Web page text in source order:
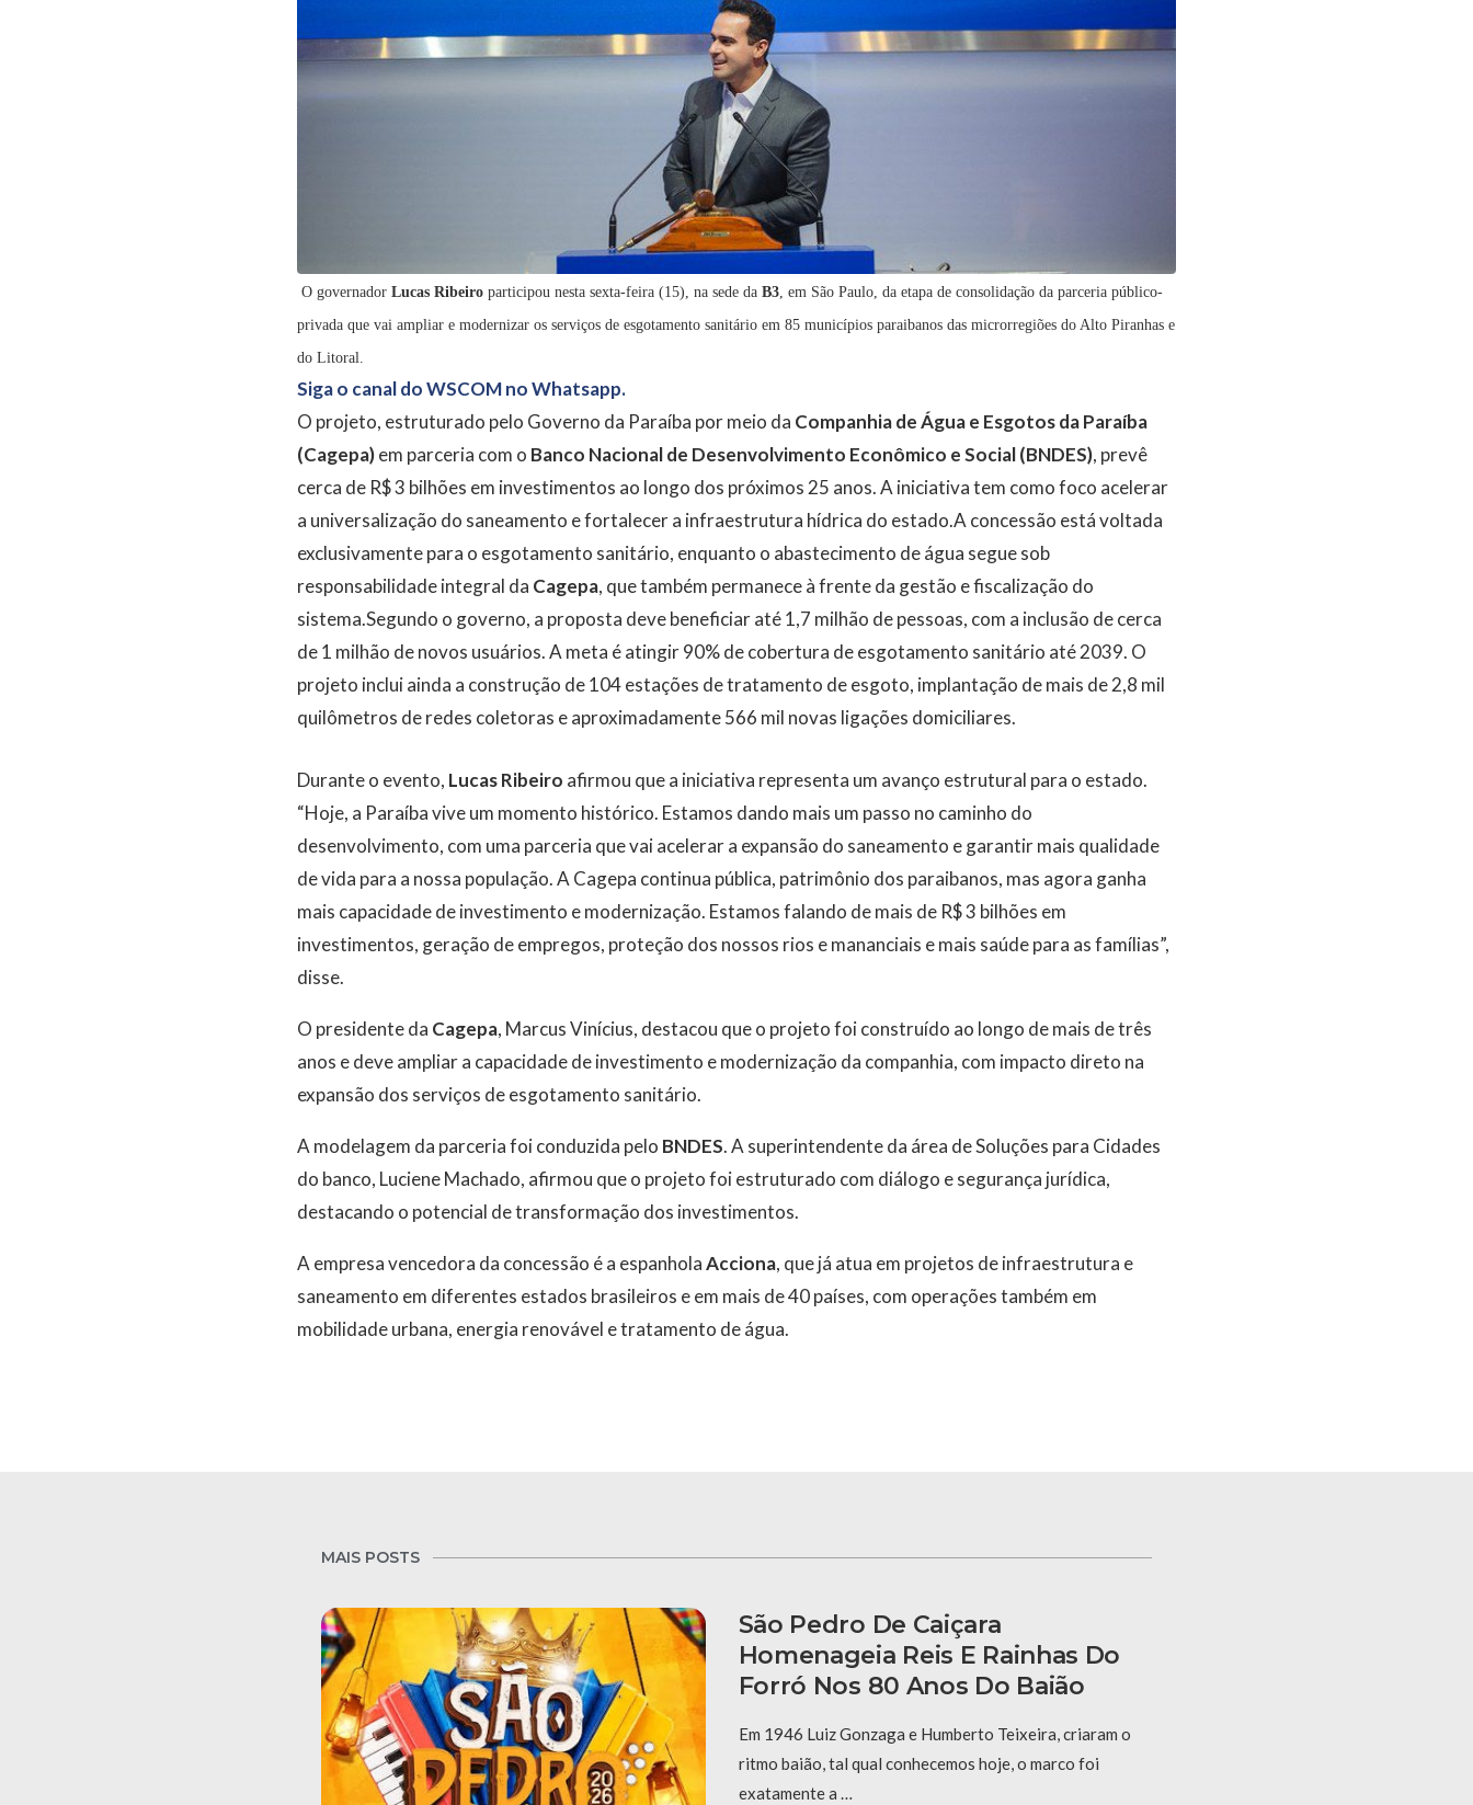
O governador Lucas Ribeiroparticipou nesta sexta-feira (15), na sede da B3, em São Paulo, da etapa de consolidação da parceria público-
privada que vai ampliar e modernizar os serviços de esgotamento sanitário em 85 municípios paraibanos das microrregiões do Alto Piranhas e
do Litoral.
Siga o canal do WSCOM no Whatsapp.
O projeto, estruturado pelo Governo da Paraíba por meio da Companhia de Água e Esgotos da Paraíba
(Cagepa)em parceria com o Banco Nacional de Desenvolvimento Econômico e Social (BNDES), prevê
cerca de R$ 3 bilhões em investimentos ao longo dos próximos 25 anos. A iniciativa tem como foco acelerar
a universalização do saneamento e fortalecer a infraestrutura hídrica do estado.A concessão está voltada
exclusivamente para o esgotamento sanitário, enquanto o abastecimento de água segue sob
responsabilidade integral da Cagepa, que também permanece à frente da gestão e fiscalização do
sistema.Segundo o governo, a proposta deve beneficiar até 1,7 milhão de pessoas, com a inclusão de cerca
de 1 milhão de novos usuários. A meta é atingir 90% de cobertura de esgotamento sanitário até 2039. O
projeto inclui ainda a construção de 104 estações de tratamento de esgoto, implantação de mais de 2,8 mil
quilômetros de redes coletoras e aproximadamente 566 mil novas ligações domiciliares.
Durante o evento, Lucas Ribeiro afirmou que a iniciativa representa um avanço estrutural para o estado.
“Hoje, a Paraíba vive um momento histórico. Estamos dando mais um passo no caminho do
desenvolvimento, com uma parceria que vai acelerar a expansão do saneamento e garantir mais qualidade
de vida para a nossa população. A Cagepa continua pública, patrimônio dos paraibanos, mas agora ganha
mais capacidade de investimento e modernização. Estamos falando de mais de R$ 3 bilhões em
investimentos, geração de empregos, proteção dos nossos rios e mananciais e mais saúde para as famílias”,
disse.
O presidente da Cagepa, Marcus Vinícius, destacou que o projeto foi construído ao longo de mais de três
anos e deve ampliar a capacidade de investimento e modernização da companhia, com impacto direto na
expansão dos serviços de esgotamento sanitário.
A modelagem da parceria foi conduzida pelo BNDES. A superintendente da área de Soluções para Cidades
do banco, Luciene Machado, afirmou que o projeto foi estruturado com diálogo e segurança jurídica,
destacando o potencial de transformação dos investimentos.
A empresa vencedora da concessão é a espanholaAcciona, que já atua em projetos de infraestrutura e
saneamento em diferentes estados brasileiros e em mais de 40 países, com operações também em
mobilidade urbana, energia renovável e tratamento de água.
MAIS POSTS
São Pedro De Caiçara
Homenageia Reis E Rainhas Do
Forró Nos 80 Anos Do Baião
Em 1946 Luiz Gonzaga e Humberto Teixeira, criaram o
ritmo baião, tal qual conhecemos hoje, o marco foi
exatamente a …